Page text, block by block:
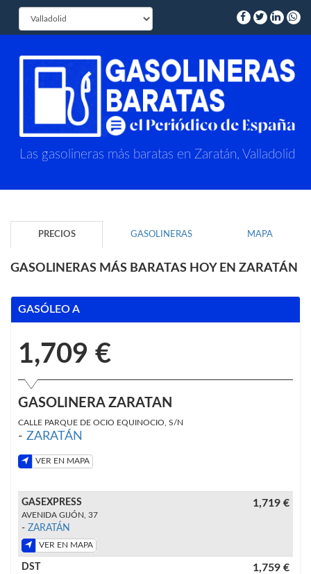
Las gasolineras más baratas en Zaratán, Valladolid
PRECIOS GASOLINERAS MAPA
GASOLINERAS MÁS BARATAS HOY EN ZARATÁN
GASÓLEO A
1,709 €
GASOLINERA ZARATAN
CALLE PARQUE DE OCIO EQUINOCIO, S/N
- ZARATÁN
VER EN MAPA
GASEXPRESS
AVENIDA GIJÓN, 37
- ZARATÁN
VER EN MAPA
1,719 €
DST 1,759 €